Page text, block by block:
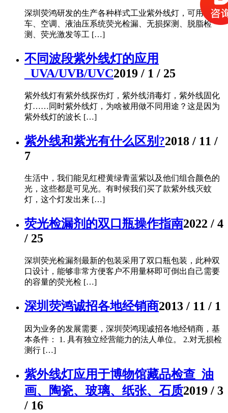
深圳荧鸿研发的生产各种样式工业紫外线灯，可用于汽
车、空调、液油压系统荧光检漏、无损探测、脱脂检
测、荧光激发等工 […]
不同波段紫外线灯的应用
_UVA/UVB/UVC2019 / 1 / 25
紫外线灯有紫外线探伤灯，紫外线消毒灯，紫外线固化
灯……同时紫外线灯，为啥被用做不同用途？这是因为
紫外线灯的波长 […]
紫外线和紫光有什么区别?2018 / 11 /
7
生活中，我们能见红橙黄绿青蓝紫以及他们组合颜色的
光，这些都是可见光。有时候我们买了款紫外线灭蚊
灯，这个灯发出来 […]
荧光检漏剂的双口瓶操作指南2022 / 4
/ 25
深圳荧光检漏剂最新的包装采用了双口瓶包装，此种双
口设计，能够非常方便客户不用量杯即可倒出自己需要
的容量的荧光检 […]
深圳荧鸿诚招各地经销商2013 / 11 / 1
因为业务的发展需要，深圳荧鸿现诚招各地经销商，基
本条件： 1. 具有独立经营能力的法人单位。 2.对无损检
测行 […]
紫外线灯应用于博物馆藏品检查_油
画、陶瓷、玻璃、纸张、石质2019 / 3
/ 16